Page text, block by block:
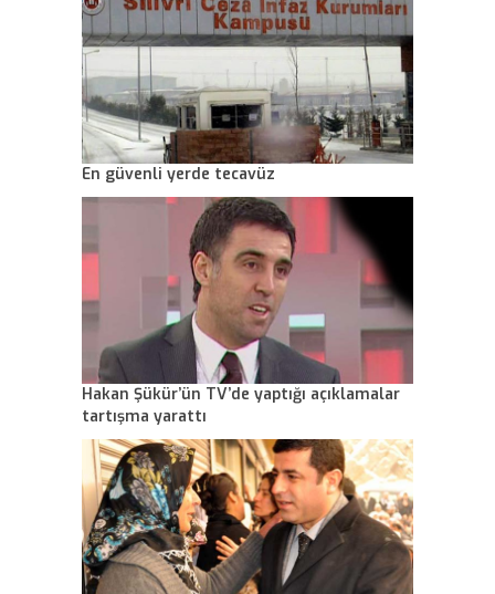
En güvenli yerde tecavüz
Hakan Şükür’ün TV’de yaptığı açıklamalar
tartışma yarattı